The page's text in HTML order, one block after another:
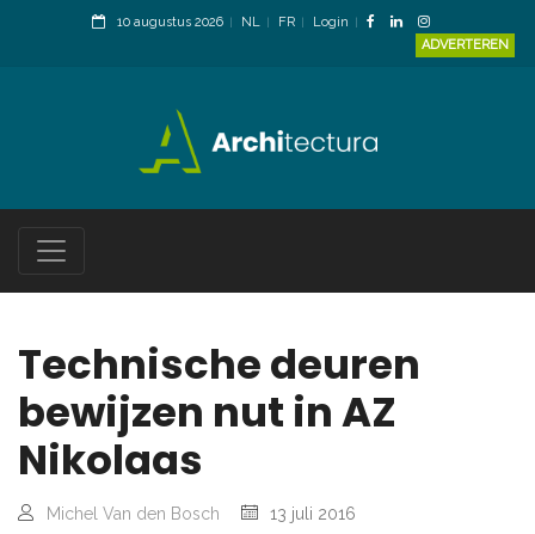
10 augustus 2026 NL FR
Login
ADVERTEREN
Technische deuren
bewijzen nut in AZ
Nikolaas
Michel Van den Bosch
13 juli 2016